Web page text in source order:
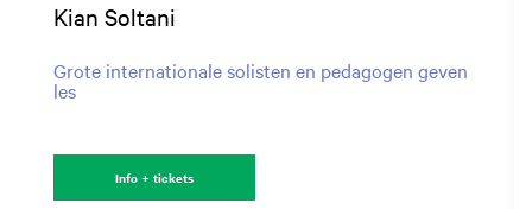
Kian Soltani
Grote internationale solisten en pedagogen geven
les
Info + tickets